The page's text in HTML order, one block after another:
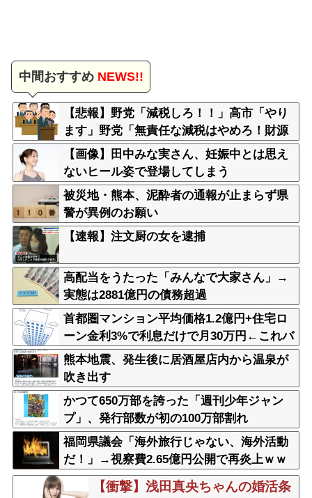
中間おすすめNEWS!!
【悲報】野党「減税しろ！！」高市「やり
ます」野党「無責任な減税はやめろ！財源
はどうする????」
【画像】田中みな実さん、妊娠中とは思え
ないヒール姿で登場してしまう
被災地・熊本、泥酔者の通報が止まらず県
警が異例のお願い
【速報】注文厨の女を逮捕
高配当をうたった「みんなで大家さん」→
実態は2881億円の債務超過
首都圏マンション平均価格1.2億円+住宅ロ
ーン金利3%で利息だけで月30万円←これバ
カなん？
熊本地震、発生後に居酒屋店内から温泉が
吹き出す
かつて650万部を誇った「週刊少年ジャン
プ」、発行部数が初の100万部割れ
福岡県議会「海外旅行じゃない、海外活動
だ！」→視察費2.65億円公開で再炎上ｗｗ
ｗ
【衝撃】浅田真央ちゃんの婚活条